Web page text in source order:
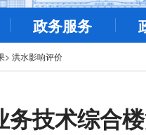
政务服务
> 洪水影响评价
技术综合